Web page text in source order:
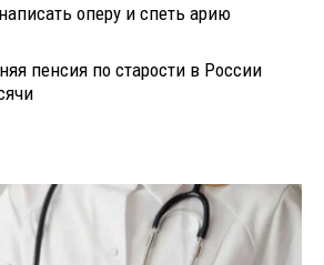
оперу и спеть арию
пенсия по старости в России